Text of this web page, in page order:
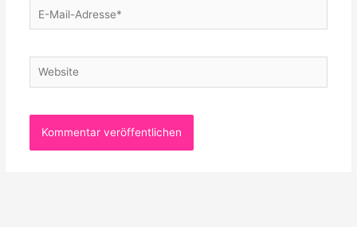
E-
Mail-
Website